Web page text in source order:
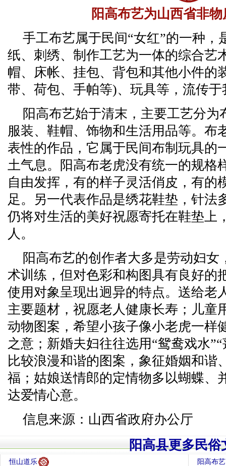
阳高布艺为山西省非
手工布艺属于民间“女红”的一种，
纸、刺绣、制作工艺为一体的综合艺
帽、床帐、挂包、背包和其他小件的
带、荷包、手帕等)、玩具等，流传
阳高布艺始于清末，主要工艺分
服装、鞋帽、饰物和生活用品等。布
表性的作品，它属于民间布制玩具的
土气息。阳高布老虎没有统一的规格
自由发挥，有的样子灵活俏皮，有的
足。另一代表作品是绣花鞋垫，针法
仍将对生活的美好祝愿寄托在鞋垫上
人。
阳高布艺的创作者大多是劳动妇
术训练，但对色彩和构图具有良好的
使用对象呈现出迥异的特点。送给老
主要题材，祝愿老人健康长寿；儿童
动物图案，希望小孩子像小老虎一样
之意；新婚夫妇往往选用“鸳鸯戏水
比较浪漫和谐的图案，象征婚姻和谐
福；姑娘送情郎的定情物多以蝴蝶、
达爱情心意。
信息来源：山西省政府办公厅
阳高县更多民俗
恒山道乐 阳高布艺